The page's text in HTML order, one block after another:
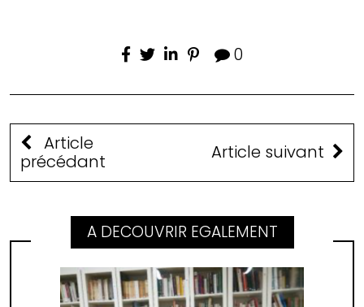
0
Article
précédant
Article suivant
A DECOUVRIR EGALEMENT